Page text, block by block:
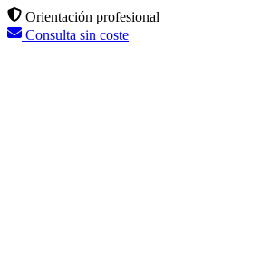
Orientación profesional
Consulta sin coste